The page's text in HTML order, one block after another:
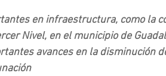
en infraestructura, como la
Nivel, en el municipio de
avances en la disminución